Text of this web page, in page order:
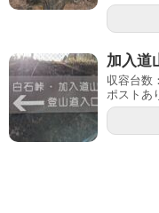
加入道
収容台数
ポストあ